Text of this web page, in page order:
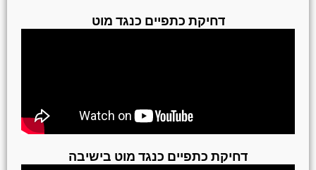
דחיקת כתפיים כנגד מוט
דחיקת כתפיים כנגד מוט בישיבה